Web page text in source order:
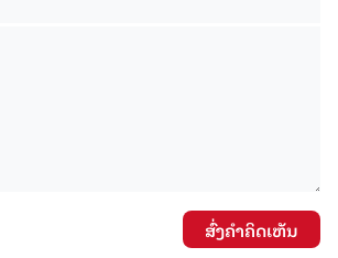
ສົ່ງຄໍາຄິດເຫັນ